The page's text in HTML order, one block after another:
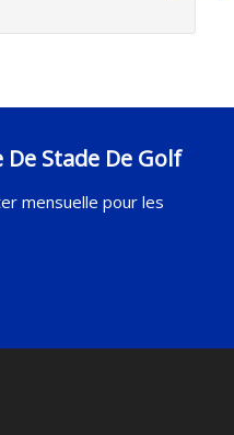
Stade De Golf
mensuelle pour les